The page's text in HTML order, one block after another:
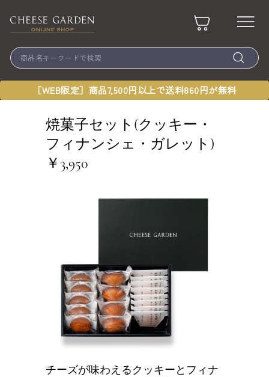
content
チ
ズ
ガ
Site
Search
商
品
キ
［WEB限定］商品7,500円以上で送料860円が無料
焼菓子セット(クッキー・
フィナンシェ・ガレット)
￥3,950
チーズが味わえるクッキーとフィナ